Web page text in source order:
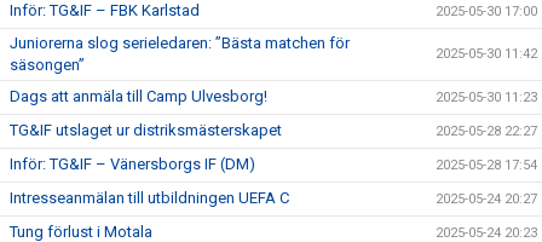
Inför: TG&IF – FBK Karlstad 2025-05-30 17:00
Juniorerna slog serieledaren: ”Bästa matchen för
säsongen”
2025-05-30 11:42
Dags att anmäla till Camp Ulvesborg! 2025-05-30 11:23
TG&IF utslaget ur distriksmästerskapet 2025-05-28 22:27
Inför: TG&IF – Vänersborgs IF (DM) 2025-05-28 17:54
Intresseanmälan till utbildningen UEFA C 2025-05-24 20:27
Tung förlust i Motala 2025-05-24 20:23